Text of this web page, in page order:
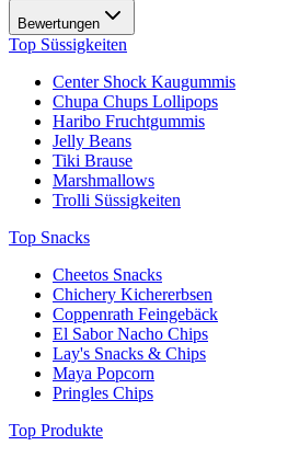
Bewertungen
Top Süssigkeiten
Center Shock Kaugummis
Chupa Chups Lollipops
Haribo Fruchtgummis
Jelly Beans
Tiki Brause
Marshmallows
Trolli Süssigkeiten
Top Snacks
Cheetos Snacks
Chichery Kichererbsen
Coppenrath Feingebäck
El Sabor Nacho Chips
Lay's Snacks & Chips
Maya Popcorn
Pringles Chips
Top Produkte